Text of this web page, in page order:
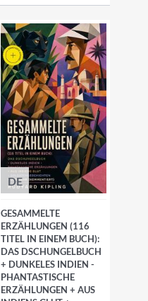
DE
GESAMMELTE
ERZÄHLUNGEN (116
TITEL IN EINEM BUCH):
DAS DSCHUNGELBUCH
+ DUNKELES INDIEN -
PHANTASTISCHE
ERZÄHLUNGEN + AUS